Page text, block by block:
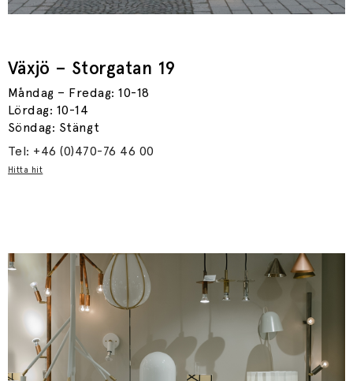
Växjö – Storgatan 19
Måndag – Fredag: 10-18
Lördag: 10-14
Söndag: Stängt
Tel: +46 (0)470-76 46 00
Hitta hit